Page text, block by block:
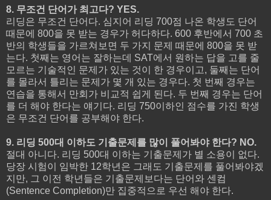
8. 무조건 단어가 최고다? YES.
리딩은 무조건 단어다. 심지어 리딩 700점 나온 학생도 단어
때문에 800을 못 받는 경우가 허다하다. 600 후반에서 700 초
반의 학생들을 가르쳐보면 두 가지 문제 때문에 800을 못 받
는다. 첫째는 영어는 잘하는데 SAT에서 원하는 답을 고를 줄
모르는 기술적인 문제가 있는 것이 한 경우이고, 둘째는 단어
를 몰라서 틀리는 문제가 몇 개 있는 경우다. 첫 번째 경우는
연습을 통해서 만회가 비교적 쉽게 된다. 두 번째 경우는 단어
를 더 해야 한다는 얘기다. 리딩 750이하인 점수를 가진 학생
은 무조건 단어를 공부해야 한다.
9. 리딩 500대 이하도 기출문제를 많이 풀어봐야 한다? NO.
절대 아니다. 리딩 500대 이하는 기출문제가 별 소용이 없다.
당장 시험이 임박한 12학년은 그래도 기출문제를 풀어봐야겠
지만, 그 이전 학년들은 기출문제보다는 단어와 센컴
(Sentence Completion)만 집중적으로 우선 해야 한다.